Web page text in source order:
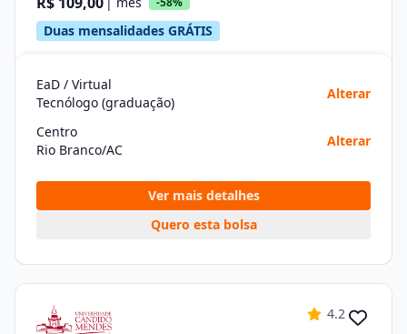
Duas mensalidades GRÁTIS
EaD / Virtual
Tecnólogo (graduação)
Alterar
Centro
Rio Branco/AC
Alterar
Ver mais detalhes
Quero esta bolsa
4.2